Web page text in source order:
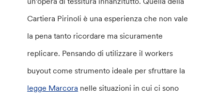
Cartiera Pirinoli è una esperienza che non vale
la pena tanto ricordare ma sicuramente
replicare. Pensando di utilizzare il workers
buyout come strumento ideale per sfruttare la
legge Marcora nelle situazioni in cui ci sono